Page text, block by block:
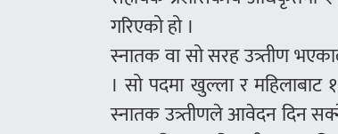
गरिएको हो ।
स्नातक वा सो सरह उत्र्तीण
। सो पदमा खुल्ला र महिलाबाट
स्नातक उत्र्तीणले आवेदन दिन